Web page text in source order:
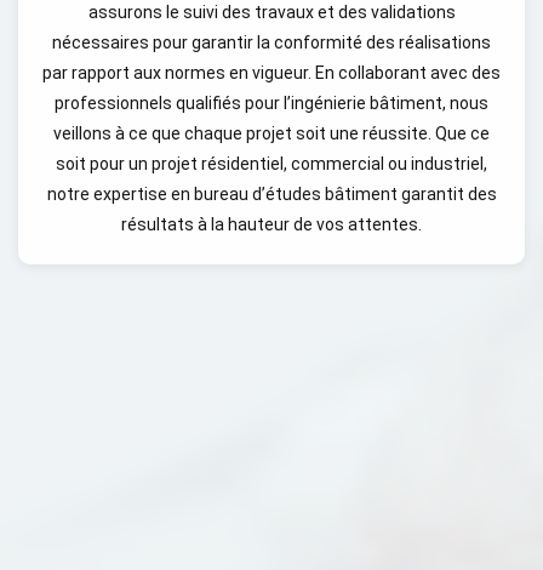
assurons le suivi des travaux et des validations
nécessaires pour garantir la conformité des réalisations
par rapport aux normes en vigueur. En collaborant avec des
professionnels qualifiés pour l’ingénierie bâtiment, nous
veillons à ce que chaque projet soit une réussite. Que ce
soit pour un projet résidentiel, commercial ou industriel,
notre expertise en bureau d’études bâtiment garantit des
résultats à la hauteur de vos attentes.